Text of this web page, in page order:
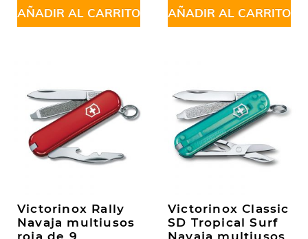
AÑADIR AL CARRITO AÑADIR AL CARRITO
Victorinox Rally
Navaja multiusos
Victorinox Classic
SD Tropical Surf